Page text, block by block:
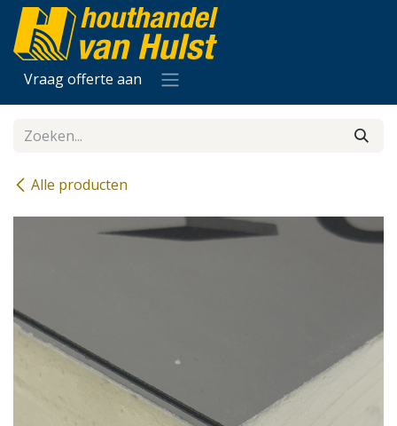
Overslaan naar inhoud
Vraag offerte aan
Alle producten